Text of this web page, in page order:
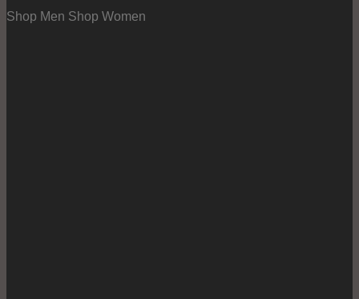
Shop Men Shop Women